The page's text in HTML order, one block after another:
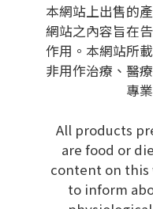
本網站上出售的
網站之內容旨在
作用。本網站所
非用作治療、醫
專
All products
are food or
content on this
to inform